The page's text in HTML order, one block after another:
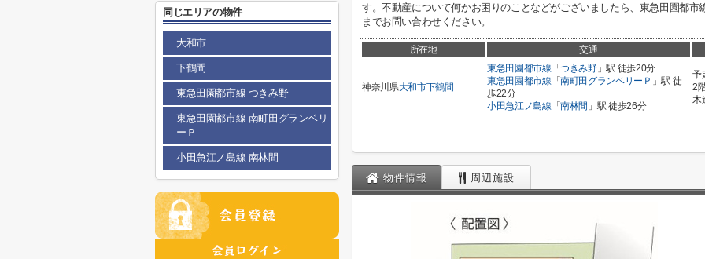
す。不動産について何かお困りのことなどがございましたら、東急田園都
までお問い合わせください。
所在地 交通
神奈川県大和市下鶴間
東急田園都市線 「つきみ野」駅 徒歩20分
東急田園都市線 「南町田グランベリーＰ 」駅 徒
歩22分
小田急江ノ島線 「南林間 」駅 徒歩26分
予
2
木
物件情報 周辺施設
同じエリアの物件
大和市
下鶴間
東急田園都市線 つきみ野
東急田園都市線 南町田グランベリ
ーＰ
小田急江ノ島線 南林間